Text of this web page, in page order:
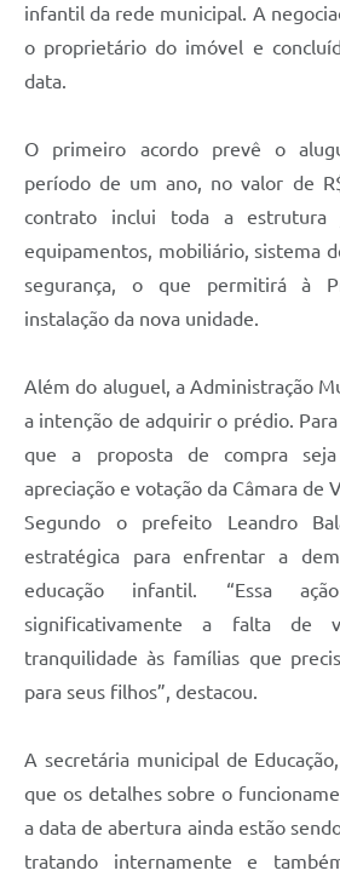
infantil da rede municipal. A
o proprietário do imóvel e
data.
O primeiro acordo prevê o
período de um ano, no valor de
contrato inclui toda a estrutura
equipamentos, mobiliário, sistema
segurança, o que permitirá à
instalação da nova unidade.
Além do aluguel, a Administração
a intenção de adquirir o prédio.
que a proposta de compra seja
apreciação e votação da Câmara de
Segundo o prefeito Leandro
estratégica para enfrentar a
educação infantil. “Essa
significativamente a falta de
tranquilidade às famílias que
para seus filhos”, destacou.
A secretária municipal de
que os detalhes sobre o
a data de abertura ainda estão
tratando internamente e